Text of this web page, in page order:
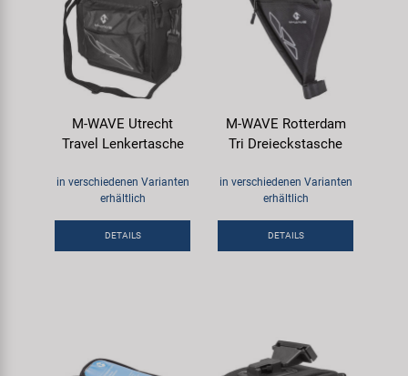
M-WAVE Utrecht
Travel Lenkertasche
in verschiedenen Varianten
erhältlich
DETAILS
M-WAVE Rotterdam
Tri Dreieckstasche
in verschiedenen Varianten
erhältlich
DETAILS